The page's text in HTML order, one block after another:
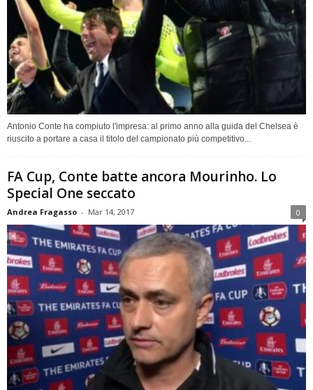
Antonio Conte ha compiuto l'impresa: al primo anno alla guida del Chelsea è
riuscito a portare a casa il titolo del campionato più competitivo...
FA Cup, Conte batte ancora Mourinho. Lo
Special One seccato
Andrea Fragasso - Mar 14, 2017 0